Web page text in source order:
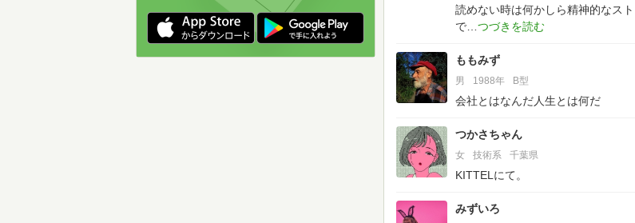
読めない時は何かしら精神的なス
で
ももみず
男 1988年 B型
会社とはなんだ人生とは何だ
つかさちゃん
女 技術系 千葉県
KITTELにて。
みずいろ